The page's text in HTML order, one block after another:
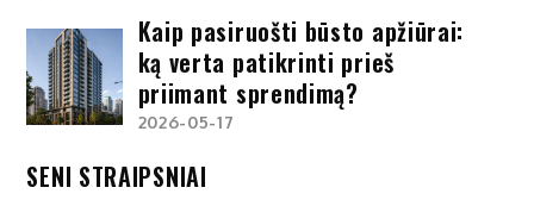
Kaip pasiruošti būsto apžiūrai:
ką verta patikrinti prieš
priimant sprendimą?
2026-05-17
SENI STRAIPSNIAI